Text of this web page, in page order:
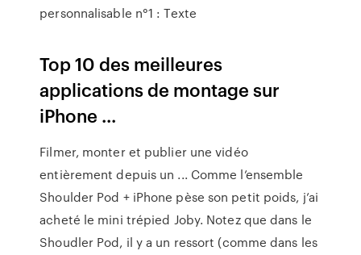
personnalisable n°1 : Texte
Top 10 des meilleures
applications de montage sur
iPhone ...
Filmer, monter et publier une vidéo
entièrement depuis un ... Comme l’ensemble
Shoulder Pod + iPhone pèse son petit poids, j’ai
acheté le mini trépied Joby. Notez que dans le
Shoudler Pod, il y a un ressort (comme dans les